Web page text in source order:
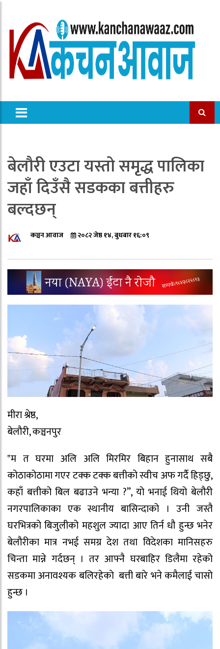
बेलौरी एउटा यस्तो समृद्ध पालिका
जहाँ दिउँसै सडकका बत्तीहरु
बल्दछन्
कञ्चन आवाज २०८२ जेष्ठ १४, बुधबार १६:०९
मीरा श्रेष्ठ,
बेलौरी, कञ्चनपुर
‟म त घरमा अलि अलि मिरमिर बिहान हुनासाथ सबै
कोठाकोठामा गएर टक्क टक्क बत्तीको स्वीच अफ गर्दै हिड्छु,
कहाँ बत्तीको बिल बढाउने भन्या ?”, यो भनाई थियो बेलौरी
नगरपालिकाका एक स्थानीय बासिन्दाको । उनी जस्तै
घरभित्रको बिजुलीको महशुल ज्यादा आए तिर्न धौ हुन्छ भनेर
बेलौरीका मात्र नभई समग्र देश तथा विदेशका मानिसहरु
चिन्ता मान्ने गर्दछन् । तर आफ्नै घरबाहिर डिलैमा रहेको
सडकमा अनावश्यक बलिरहेकाे बत्ती बारे भने कमैलाई चासो
हुन्छ ।